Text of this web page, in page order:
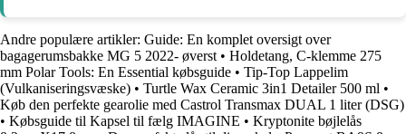
Andre populære artikler: Guide: En komplet oversigt over
bagagerumsbakke MG 5 2022- øverst • Holdetang, C-klemme 275
mm Polar Tools: En Essential købsguide • Tip-Top Lappelim
(Vulkaniseringsvæske) • Turtle Wax Ceramic 3in1 Detailer 500 ml •
Køb den perfekte gearolie med Castrol Transmax DUAL 1 liter (DSG)
• Købsguide til Kapsel til fælg IMAGINE • Kryptonite bøjlelås